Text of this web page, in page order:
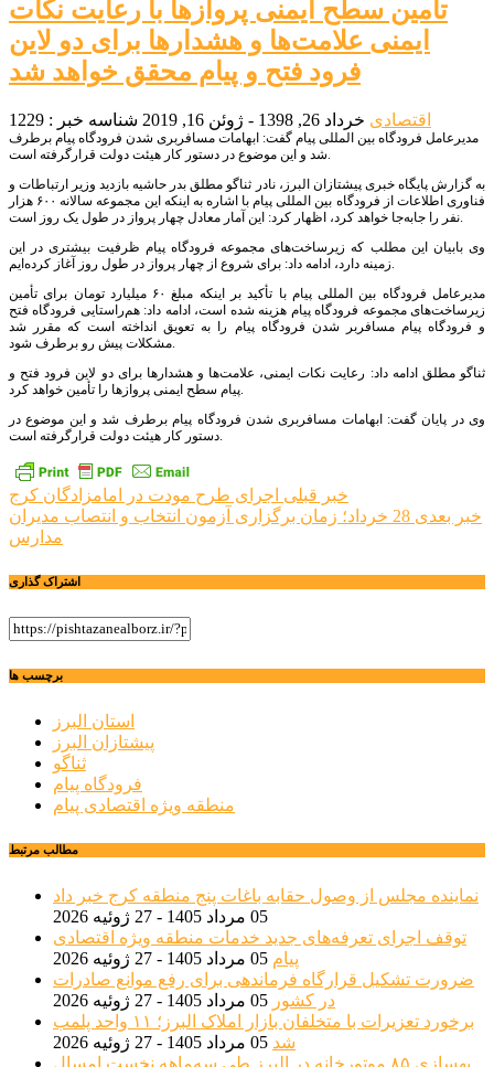
تأمین سطح ایمنی پروازها با رعایت نکات
ایمنی علامت‌ها و هشدارها برای دو لاین
فرود فتح و پیام محقق خواهد شد
اقتصادی خرداد 26, 1398 - ژوئن 16, 2019 شناسه خبر : 1229
مدیرعامل فرودگاه بین المللی پیام گفت: ابهامات مسافربری شدن فرودگاه پیام برطرف
شد و این موضوع در دستور کار هیئت دولت قرارگرفته است.
به گزارش پایگاه خبری پیشتازان البرز، نادر ثناگو مطلق بدر حاشیه بازدید وزیر ارتباطات و
فناوری اطلاعات از فرودگاه بین المللی پیام با اشاره به اینکه این مجموعه سالانه ۶۰۰ هزار
نفر را جابه‌جا خواهد کرد، اظهار کرد: این آمار معادل چهار پرواز در طول یک روز است.
وی بابیان این مطلب که زیرساخت‌های مجموعه فرودگاه پیام ظرفیت بیشتری در این
زمینه دارد، ادامه داد: برای شروع از چهار پرواز در طول روز آغاز کرده‌ایم.
مدیرعامل فرودگاه بین المللی پیام با تأکید بر اینکه مبلغ ۶۰ میلیارد تومان برای تأمین
زیرساخت‌های مجموعه فرودگاه پیام هزینه شده است، ادامه داد: هم‌راستایی فرودگاه فتح
و فرودگاه پیام مسافربر شدن فرودگاه پیام را به تعویق انداخته است که مقرر شد
مشکلات پیش رو برطرف شود.
ثناگو مطلق ادامه داد: رعایت نکات ایمنی، علامت‌ها و هشدارها برای دو لاین فرود فتح و
پیام سطح ایمنی پروازها را تأمین خواهد کرد.
وی در پایان گفت: ابهامات مسافربری شدن فرودگاه پیام برطرف شد و این موضوع در
دستور کار هیئت دولت قرارگرفته است.
راهبری
نوشته
خبر قبلی اجرای طرح مودت در امامزادگان کرج
خبر بعدی
28 خرداد؛ زمان برگزاری آزمون انتخاب و انتصاب مدیران
مدارس
اشتراک گذاری
برچسب ها
استان البرز
پیشتازان البرز
ثناگو
فرودگاه پیام
منطقه ویژه اقتصادی پیام
مطالب مرتبط
نماینده مجلس از وصول حقابه باغات پنج منطقه کرج خبر داد
05 مرداد 1405 - 27 ژوئیه 2026
توقف اجرای تعرفه‌های جدید خدمات منطقه ویژه اقتصادی
پیام 05 مرداد 1405 - 27 ژوئیه 2026
ضرورت تشکیل قرارگاه فرماندهی برای رفع موانع صادرات
در کشور 05 مرداد 1405 - 27 ژوئیه 2026
برخورد تعزیرات با متخلفان بازار املاک البرز؛ ۱۱ واحد پلمب
شد 05 مرداد 1405 - 27 ژوئیه 2026
بهسازی ۸۵ موتورخانه در البرز طی سه‌ماهه نخست امسال